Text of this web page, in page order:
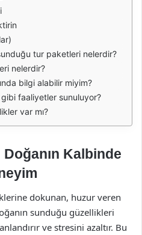
tur paketleri nelerdir?
nelerdir?
bilgi alabilir miyim?
faaliyetler sunuluyor?
var mı?
Kalbinde
dokunan, huzur veren
sunduğu güzellikleri
ve stresini azaltır. Bu